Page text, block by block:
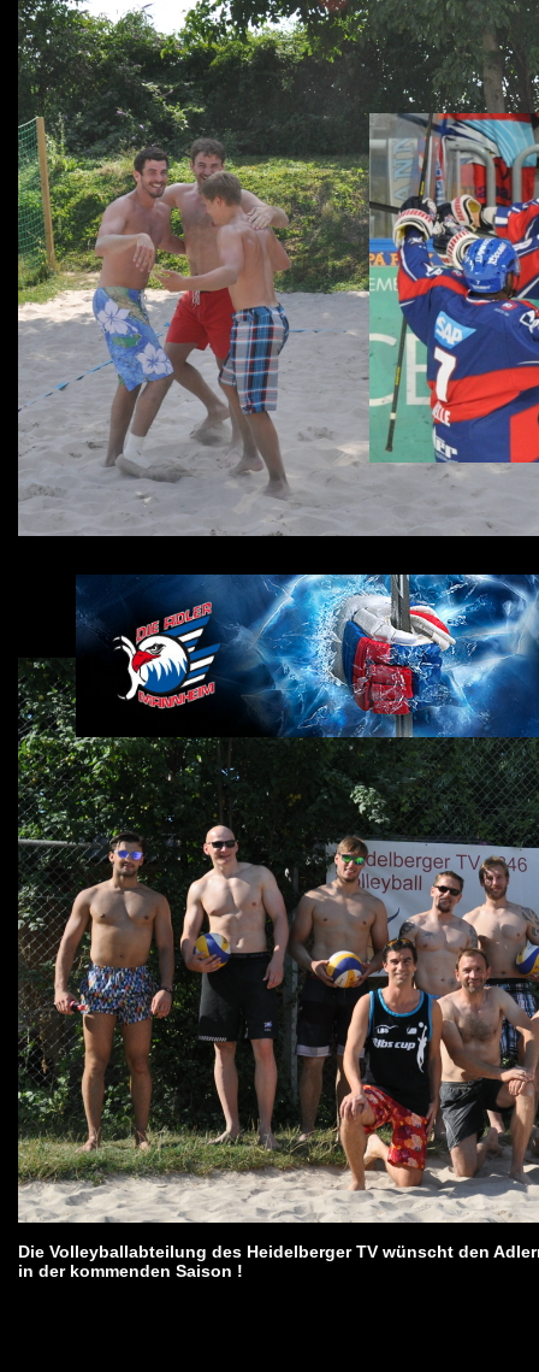
Die Volleyballabteilung des Heidelberger TV wünscht den
in der kommenden Saison !